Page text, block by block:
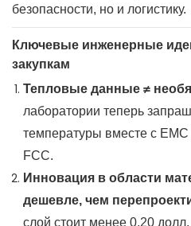
безопасности, но и логистику.
Ключевые инженерные
закупкам
Тепловые данные ≠
лаборатории теперь
температуры вместе с EMC
FCC.
Инновация в области
дешевле, чем
слой стоит менее 0,20